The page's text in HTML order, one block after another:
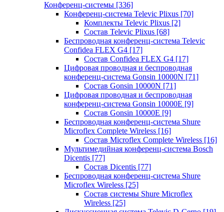
Конференц-системы [336]
Конференц-система Televic Plixus [70]
Комплекты Televic Plixus [2]
Состав Televic Plixus [68]
Беспроводная конференц-система Televic
Confidea FLEX G4 [17]
Состав Confidea FLEX G4 [17]
Цифровая проводная и беспроводная
конференц-система Gonsin 10000N [71]
Состав Gonsin 10000N [71]
Цифровая проводная и беспроводная
конференц-система Gonsin 10000E [9]
Состав Gonsin 10000E [9]
Беспроводная конференц-система Shure
Microflex Complete Wireless [16]
Состав Microflex Complete Wireless [16]
Мультимедийная конференц-система Bosch
Dicentis [77]
Состав Dicentis [77]
Беспроводная конференц-система Shure
Microflex Wireless [25]
Состав системы Shure Microflex
Wireless [25]